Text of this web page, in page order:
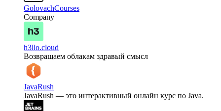
GolovachCourses
Company
h3llo.cloud
Возвращаем облакам здравый смысл
JavaRush
JavaRush — это интерактивный онлайн курс по Java.